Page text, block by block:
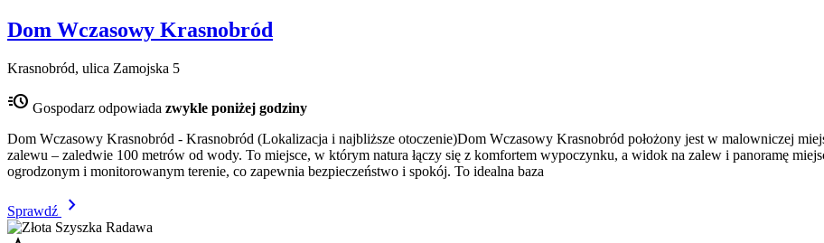
Dom Wczasowy Krasnobród
Krasnobród, ulica Zamojska 5
acute Gospodarz odpowiada zwykle poniżej godziny
Dom Wczasowy Krasnobród - Krasnobród (Lokalizacja i najbliższe otoczenie)Dom Wczasowy Krasnobród położony jest w malowniczej
zalewu – zaledwie 100 metrów od wody. To miejsce, w którym natura łączy się z komfortem wypoczynku, a widok na zalew i panoramę
ogrodzonym i monitorowanym terenie, co zapewnia bezpieczeństwo i spokój. To idealna baza
Sprawdź
chevron_right